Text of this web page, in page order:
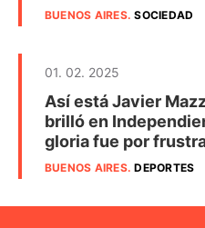
BUENOS AIRES.SOCIEDAD
01. 02. 2025
Así está Javier
brilló en
gloria fue por
BUENOS AIRES.DEPORTES